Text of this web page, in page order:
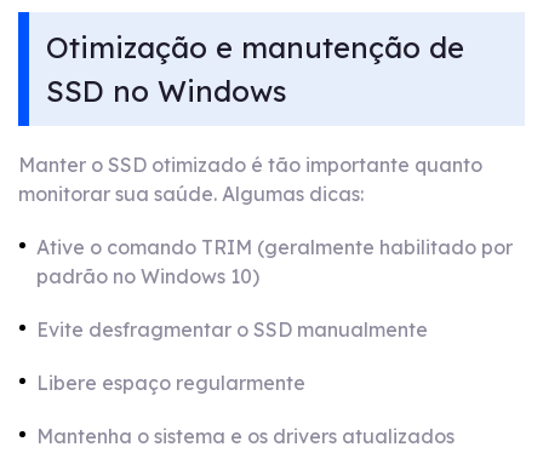
Otimização e manutenção de
SSD no Windows
Manter o SSD otimizado é tão importante quanto
monitorar sua saúde. Algumas dicas:
Ative o comando TRIM (geralmente habilitado por
padrão no Windows 10)
Evite desfragmentar o SSD manualmente
Libere espaço regularmente
Mantenha o sistema e os drivers atualizados